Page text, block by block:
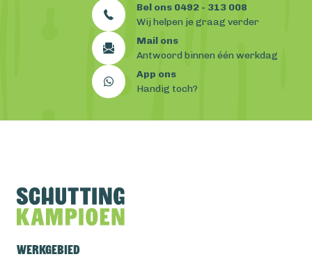
Bel ons 0492 - 313 008
Wij helpen je graag verder
Mail ons
Antwoord binnen één werkdag
App ons
Handig toch?
Werkgebied